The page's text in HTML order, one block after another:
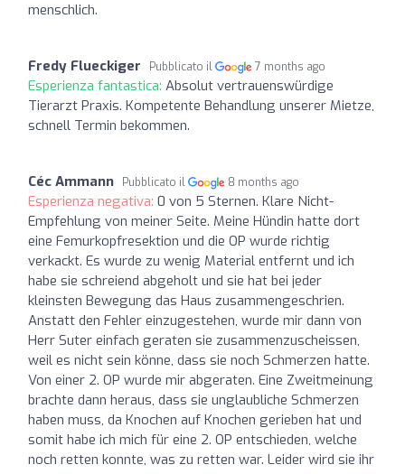
menschlich.
Fredy Flueckiger Pubblicato il 7 months ago
Esperienza fantastica: Absolut vertrauenswürdige
Tierarzt Praxis. Kompetente Behandlung unserer Mietze,
schnell Termin bekommen.
Céc Ammann Pubblicato il 8 months ago
Esperienza negativa: 0 von 5 Sternen. Klare Nicht-
Empfehlung von meiner Seite. Meine Hündin hatte dort
eine Femurkopfresektion und die OP wurde richtig
verkackt. Es wurde zu wenig Material entfernt und ich
habe sie schreiend abgeholt und sie hat bei jeder
kleinsten Bewegung das Haus zusammengeschrien.
Anstatt den Fehler einzugestehen, wurde mir dann von
Herr Suter einfach geraten sie zusammenzuscheissen,
weil es nicht sein könne, dass sie noch Schmerzen hatte.
Von einer 2. OP wurde mir abgeraten. Eine Zweitmeinung
brachte dann heraus, dass sie unglaubliche Schmerzen
haben muss, da Knochen auf Knochen gerieben hat und
somit habe ich mich für eine 2. OP entschieden, welche
noch retten konnte, was zu retten war. Leider wird sie ihr